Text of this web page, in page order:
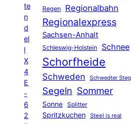
te
n
d
el
l
X
4
E
-
6
2
Regen Regionalbahn
Regionalexpress
Sachsen-Anhalt
Schleswig-Holstein Schnee
Schorfheide
Schweden Schwedter Steg
Segeln Sommer
Sonne Splitter
Spritzkuchen Steel is real